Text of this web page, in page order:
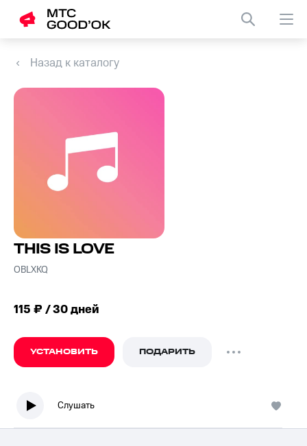
Назад к каталогу
THIS IS LOVE
OBLXKQ
115 ₽ / 30 дней
УСТАНОВИТЬ ПОДАРИТЬ
Слушать